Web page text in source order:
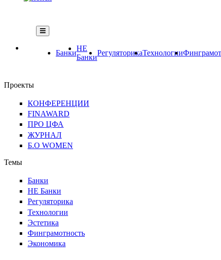
Банки
НЕ
Банки
РегуляторикаТехнологии
Проекты
КОНФЕРЕНЦИИ
FINAWARD
ПРО ЦФА
ЖУРНАЛ
Б.О WOMEN
Темы
Банки
НЕ Банки
Регуляторика
Технологии
Эстетика
Финграмотность
Экономика